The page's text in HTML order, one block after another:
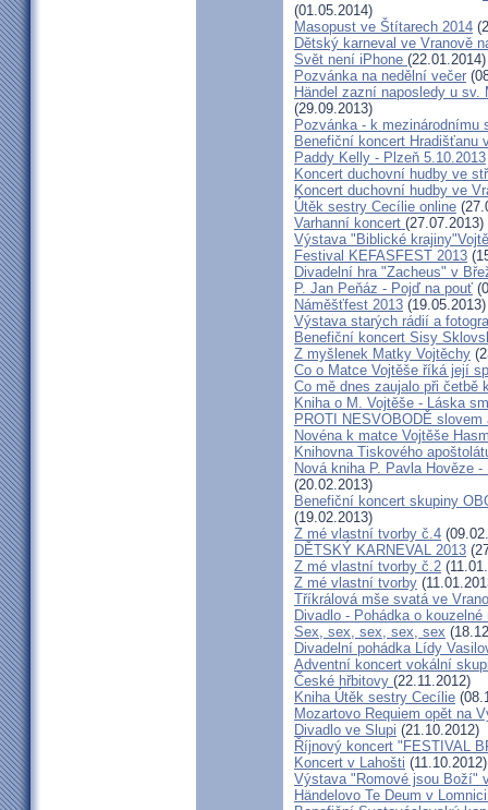
(01.05.2014)
Masopust ve Štítarech 2014
Dětský karneval ve Vranově
Svět není iPhone (22.01.2014)
Pozvánka na nedělní večer
Händel zazní naposledy u
(29.09.2013)
Pozvánka - k mezinárodnímu
Benefiční koncert Hradišťanu
Paddy Kelly - Plzeň 5.10.2013
Koncert duchovní hudby ve
Koncert duchovní hudby ve
Útěk sestry Cecílie online
Varhanní koncert (27.07.2013)
Výstava "Biblické
Festival KEFASFEST 2013
Divadelní hra "Zacheus" v
P. Jan Peňáz - Pojď na pouť
Náměšťfest 2013 (19.05.2013)
Výstava starých rádií a
Benefiční koncert Sisy
Z myšlenek Matky Vojtěchy
Co o Matce Vojtěše říká její
Co mě dnes zaujalo při
Kniha o M. Vojtěše - Láska
PROTI NESVOBODĚ slovem
Novéna k matce Vojtěše
Knihovna Tiskového
Nová kniha P. Pavla Hověze
(20.02.2013)
Benefiční koncert skupiny
(19.02.2013)
Z mé vlastní tvorby č.4
DĚTSKÝ KARNEVAL 2013
Z mé vlastní tvorby č.2
Z mé vlastní tvorby
Tříkrálová mše svatá ve
Divadlo - Pohádka o
Sex, sex, sex, sex, sex
Divadelní pohádka Lídy
Adventní koncert vokální
České hřbitovy (22.11.2012)
Kniha Útěk sestry Cecílie
Mozartovo Requiem opět na
Divadlo ve Slupi (21.10.2012)
Říjnový koncert "FESTIVAL
Koncert v Lahošti (11.10.2012)
Výstava "Romové jsou Boží"
Händelovo Te Deum v